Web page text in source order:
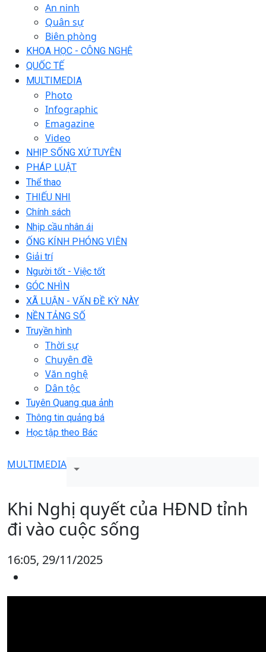
An ninh
Quân sự
Biên phòng
KHOA HỌC - CÔNG NGHỆ
QUỐC TẾ
MULTIMEDIA
Photo
Infographic
Emagazine
Video
NHỊP SỐNG XỨ TUYÊN
PHÁP LUẬT
Thể thao
THIẾU NHI
Chính sách
Nhịp cầu nhân ái
ỐNG KÍNH PHÓNG VIÊN
Giải trí
Người tốt - Việc tốt
GÓC NHÌN
XÃ LUẬN - VẤN ĐỀ KỲ NÀY
NỀN TẢNG SỐ
Truyền hình
Thời sự
Chuyên đề
Văn nghệ
Dân tộc
Tuyên Quang qua ảnh
Thông tin quảng bá
Học tập theo Bác
MULTIMEDIA
Khi Nghị quyết của HĐND tỉnh
đi vào cuộc sống
16:05, 29/11/2025